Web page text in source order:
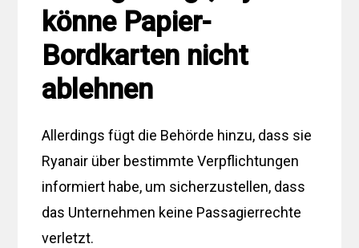
könne Papier-
Bordkarten nicht
ablehnen
Allerdings fügt die Behörde hinzu, dass sie
Ryanair über bestimmte Verpflichtungen
informiert habe, um sicherzustellen, dass
das Unternehmen keine Passagierrechte
verletzt.